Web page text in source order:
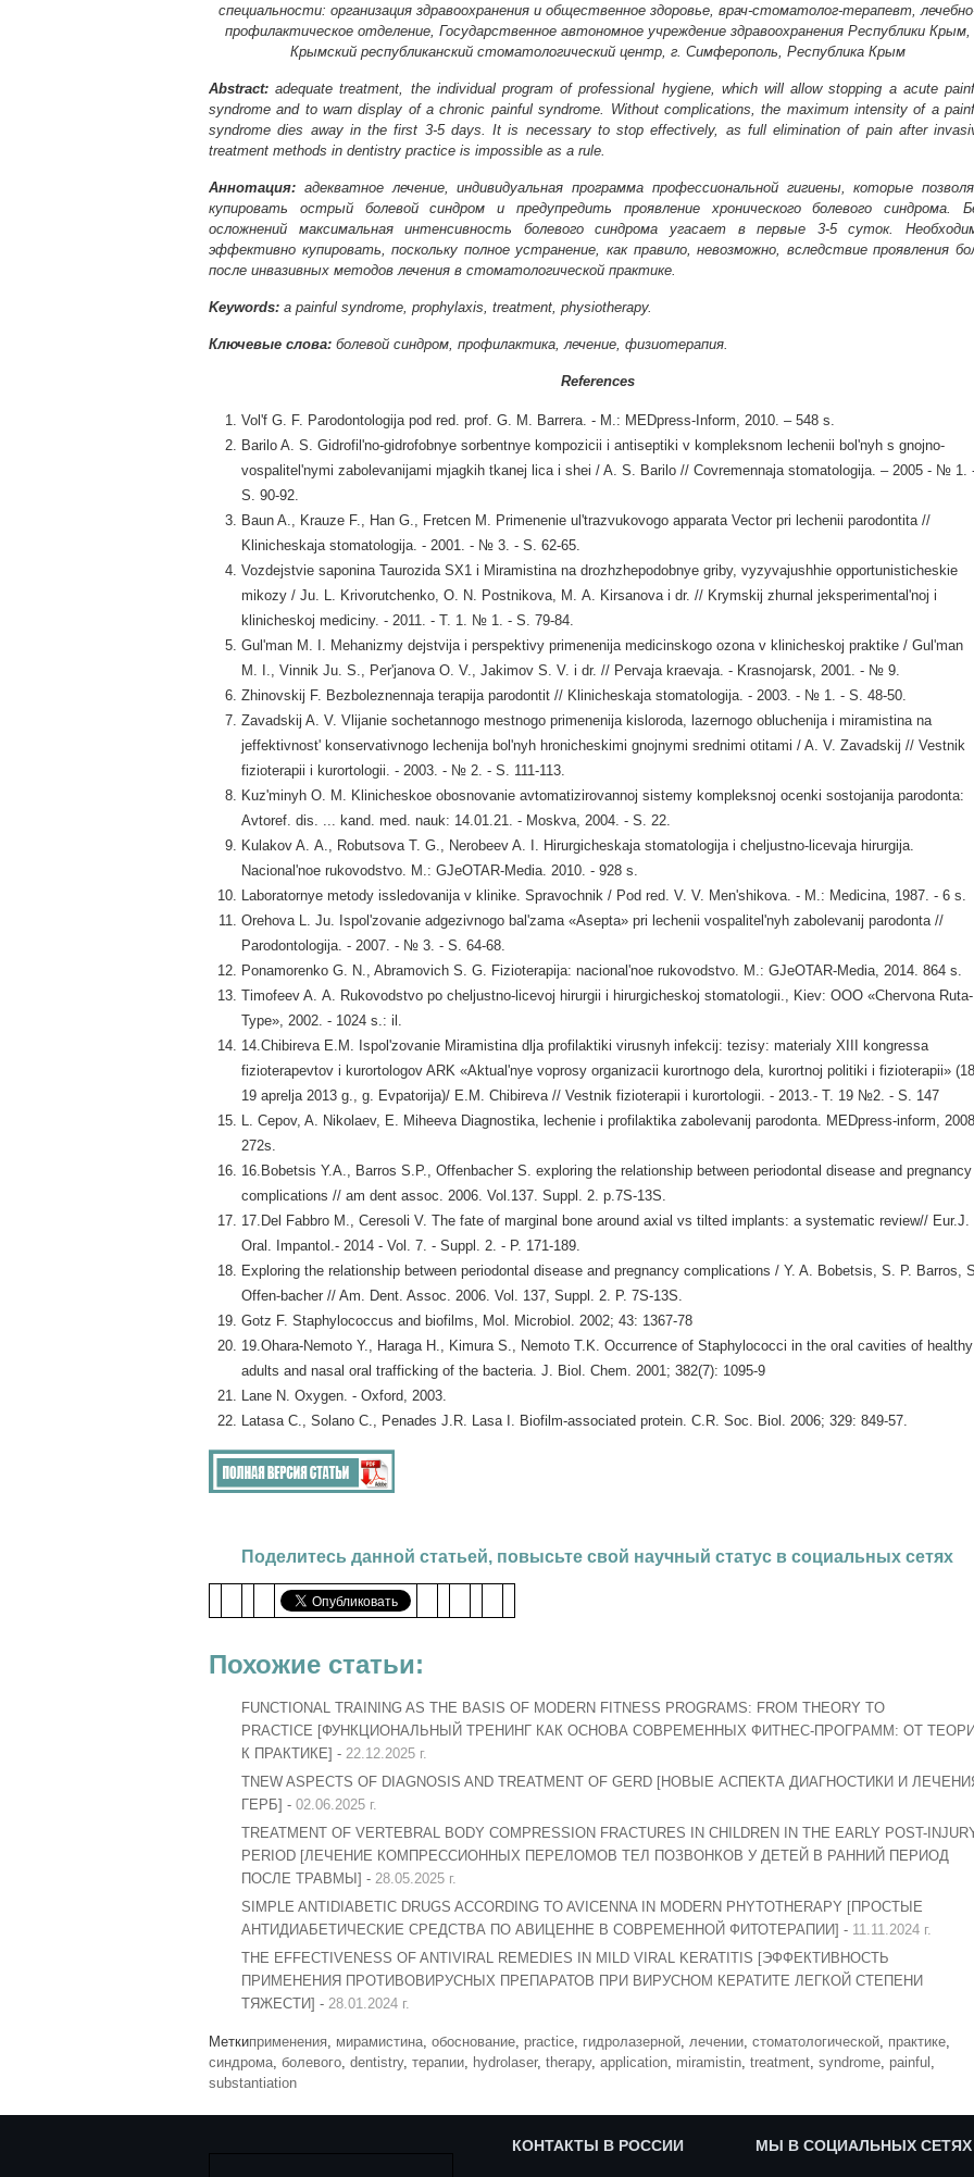
специальности: организация здравоохранения и общественное здоровье, врач-стоматолог-терапевт,
профилактическое отделение, Государственное автономное учреждение здравоохранения Республики Крым,
Крымский республиканский стоматологический центр, г. Симферополь, Республика Крым
Abstract: adequate treatment, the individual program of professional hygiene, which will allow stopping a acute
syndrome and to warn display of a chronic painful syndrome. Without complications, the maximum intensity of a
syndrome dies away in the first 3-5 days. It is necessary to stop effectively, as full elimination of pain after
treatment methods in dentistry practice is impossible as a rule.
Аннотация: адекватное лечение, индивидуальная программа профессиональной гигиены, которые
купировать острый болевой синдром и предупредить проявление хронического болевого синдрома.
осложнений максимальная интенсивность болевого синдрома угасает в первые 3-5 суток.
эффективно купировать, поскольку полное устранение, как правило, невозможно, вследствие проявления
после инвазивных методов лечения в стоматологической практике.
Keywords: a painful syndrome, prophylaxis, treatment, physiotherapy.
Ключевые слова: болевой синдром, профилактика, лечение, физиотерапия.
References
Vol'f G. F. Parodontologija pod red. prof. G. M. Barrera. - M.: MEDpress-Inform, 2010. – 548 s.
Barilo A. S. Gidrofil'no-gidrofobnye sorbentnye kompozicii i antiseptiki v kompleksnom lechenii bol'nyh s gnojno-
vospalitel'nymi zabolevanijami mjagkih tkanej lica i shei / A. S. Barilo // Covremennaja stomatologija. – 2005 - № 1.
S. 90-92.
Baun A., Krauze F., Han G., Fretcen M. Primenenie ul'trazvukovogo apparata Vector pri lechenii parodontita //
Klinicheskaja stomatologija. - 2001. - № 3. - S. 62-65.
Vozdejstvie saponina Taurozida SX1 i Miramistina na drozhzhepodobnye griby, vyzyvajushhie opportunisticheskie
mikozy / Ju. L. Krivorutchenko, O. N. Postnikova, M. A. Kirsanova i dr. // Krymskij zhurnal jeksperimental'noj i
klinicheskoj mediciny. - 2011. - T. 1. № 1. - S. 79-84.
Gul'man M. I. Mehanizmy dejstvija i perspektivy primenenija medicinskogo ozona v klinicheskoj praktike / Gul'man
M. I., Vinnik Ju. S., Per'janova O. V., Jakimov S. V. i dr. // Pervaja kraevaja. - Krasnojarsk, 2001. - № 9.
Zhinovskij F. Bezboleznennaja terapija parodontit // Klinicheskaja stomatologija. - 2003. - № 1. - S. 48-50.
Zavadskij A. V. Vlijanie sochetannogo mestnogo primenenija kisloroda, lazernogo obluchenija i miramistina na
jeffektivnost' konservativnogo lechenija bol'nyh hronicheskimi gnojnymi srednimi otitami / A. V. Zavadskij // Vestnik
fizioterapii i kurortologii. - 2003. - № 2. - S. 111-113.
Kuz'minyh O. M. Klinicheskoe obosnovanie avtomatizirovannoj sistemy kompleksnoj ocenki sostojanija parodonta:
Avtoref. dis. ... kand. med. nauk: 14.01.21. - Moskva, 2004. - S. 22.
Kulakov A. A., Robutsova T. G., Nerobeev A. I. Hirurgicheskaja stomatologija i cheljustno-licevaja hirurgija.
Nacional'noe rukovodstvo. M.: GJeOTAR-Media. 2010. - 928 s.
Laboratornye metody issledovanija v klinike. Spravochnik / Pod red. V. V. Men'shikova. - M.: Medicina, 1987. - 6 s.
Orehova L. Ju. Ispol'zovanie adgezivnogo bal'zama «Asepta» pri lechenii vospalitel'nyh zabolevanij parodonta //
Parodontologija. - 2007. - № 3. - S. 64-68.
Ponamorenko G. N., Abramovich S. G. Fizioterapija: nacional'noe rukovodstvo. M.: GJeOTAR-Media, 2014. 864 s.
Timofeev A. A. Rukovodstvo po cheljustno-licevoj hirurgii i hirurgicheskoj stomatologii., Kiev: OOO «Chervona Ruta-
Type», 2002. - 1024 s.: il.
14.Chibireva E.M. Ispol'zovanie Miramistina dlja profilaktiki virusnyh infekcij: tezisy: materialy XIII kongressa
fizioterapevtov i kurortologov ARK «Aktual'nye voprosy organizacii kurortnogo dela, kurortnoj politiki i fizioterapii»
19 aprelja 2013 g., g. Evpatorija)/ E.M. Chibireva // Vestnik fizioterapii i kurortologii. - 2013.- T. 19 №2. - S. 147
L. Cepov, A. Nikolaev, E. Miheeva Diagnostika, lechenie i profilaktika zabolevanij parodonta. MEDpress-inform,
272s.
16.Bobetsis Y.A., Barros S.P., Offenbacher S. exploring the relationship between periodontal disease and pregnancy
complications // am dent assoc. 2006. Vol.137. Suppl. 2. p.7S-13S.
17.Del Fabbro M., Ceresoli V. The fate of marginal bone around axial vs tilted implants: a systematic review// Eur.J.
Oral. Impantol.- 2014 - Vol. 7. - Suppl. 2. - P. 171-189.
Exploring the relationship between periodontal disease and pregnancy complications / Y. A. Bobetsis, S. P. Barros,
Offen-bacher // Am. Dent. Assoc. 2006. Vol. 137, Suppl. 2. P. 7S-13S.
Gotz F. Staphylococcus and biofilms, Mol. Microbiol. 2002; 43: 1367-78
19.Ohara-Nemoto Y., Haraga H., Kimura S., Nemoto T.K. Occurrence of Staphylococci in the oral cavities of healthy
adults and nasal oral trafficking of the bacteria. J. Biol. Chem. 2001; 382(7): 1095-9
Lane N. Oxygen. - Oxford, 2003.
Latasa C., Solano C., Penades J.R. Lasa I. Biofilm-associated protein. C.R. Soc. Biol. 2006; 329: 849-57.
Поделитесь данной статьей, повысьте свой научный статус в социальных сетях
Похожие статьи:
FUNCTIONAL TRAINING AS THE BASIS OF MODERN FITNESS PROGRAMS: FROM THEORY TO
PRACTICE [ФУНКЦИОНАЛЬНЫЙ ТРЕНИНГ КАК ОСНОВА СОВРЕМЕННЫХ ФИТНЕС-ПРОГРАММ: ОТ
К ПРАКТИКЕ] - 22.12.2025 г.
TNEW ASPECTS OF DIAGNOSIS AND TREATMENT OF GERD [НОВЫЕ АСПЕКТА ДИАГНОСТИКИ И
ГЕРБ] - 02.06.2025 г.
TREATMENT OF VERTEBRAL BODY COMPRESSION FRACTURES IN CHILDREN IN THE EARLY POST-
PERIOD [ЛЕЧЕНИЕ КОМПРЕССИОННЫХ ПЕРЕЛОМОВ ТЕЛ ПОЗВОНКОВ У ДЕТЕЙ В РАННИЙ ПЕРИОД
ПОСЛЕ ТРАВМЫ] - 28.05.2025 г.
SIMPLE ANTIDIABETIC DRUGS ACCORDING TO AVICENNA IN MODERN PHYTOTHERAPY [ПРОСТЫЕ
АНТИДИАБЕТИЧЕСКИЕ СРЕДСТВА ПО АВИЦЕННЕ В СОВРЕМЕННОЙ ФИТОТЕРАПИИ] - 11.11.2024 г.
THE EFFECTIVENESS OF ANTIVIRAL REMEDIES IN MILD VIRAL KERATITIS [ЭФФЕКТИВНОСТЬ
ПРИМЕНЕНИЯ ПРОТИВОВИРУСНЫХ ПРЕПАРАТОВ ПРИ ВИРУСНОМ КЕРАТИТЕ ЛЕГКОЙ СТЕПЕНИ
ТЯЖЕСТИ] - 28.01.2024 г.
Меткиприменения, мирамистина, обоснование, practice, гидролазерной, лечении, стоматологической, практике,
синдрома, болевого, dentistry, терапии, hydrolaser, therapy, application, miramistin, treatment, syndrome, painful ,
substantiation
КОНТАКТЫ В РОССИИ МЫ В СОЦИАЛЬНЫХ СЕТЯХ